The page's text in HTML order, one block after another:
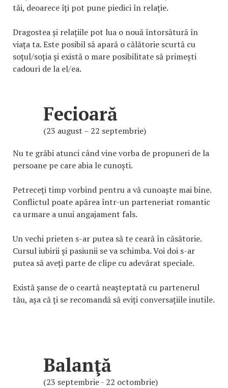
tăi, deoarece îți pot pune piedici în relație.
Dragostea și relațiile pot lua o nouă întorsătură în
viața ta. Este posibil să apară o călătorie scurtă cu
soțul/soția și există o mare posibilitate să primești
cadouri de la el/ea.
Fecioară
(23 august – 22 septembrie)
Nu te grăbi atunci când vine vorba de propuneri de la
persoane pe care abia le cunoști.
Petreceți timp vorbind pentru a vă cunoaște mai bine.
Conflictul poate apărea într-un parteneriat romantic
ca urmare a unui angajament fals.
Un vechi prieten s-ar putea să te ceară în căsătorie.
Cursul iubirii și pasiunii se va schimba. Voi doi s-ar
putea să aveți parte de clipe cu adevărat speciale.
Există șanse de o ceartă neașteptată cu partenerul
tău, așa că ți se recomandă să eviți conversațiile inutile.
Balanţă
(23 septembrie - 22 octombrie)